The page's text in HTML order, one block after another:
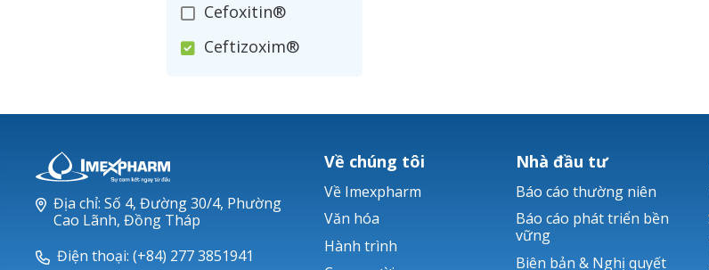
Cefoxitin®
Ceftizoxim®
Nerusyn®
Ticarlinat®
Zobacta®
Địa chỉ: Số 4, Đường 30/4, Phường
Cao Lãnh, Đồng Tháp
Điện thoại: (+84) 277 3851941
Về chúng tôi
Về Imexpharm
Văn hóa
Hành trình
Nhà đầu tư
Báo cáo thường niên
Báo cáo phát triển bền
vững
Biên bản & Nghị quyết